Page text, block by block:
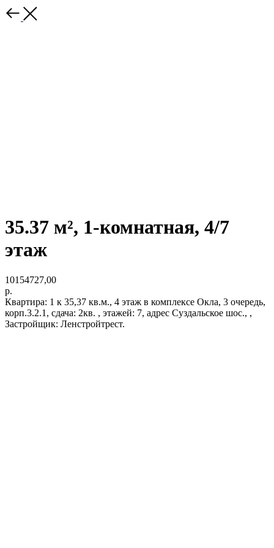
35.37 м², 1-комнатная, 4/7
этаж
10154727,00
р.
Квартира: 1 к 35,37 кв.м., 4 этаж в комплексе Окла, 3 очередь,
корп.3.2.1, сдача: 2кв. , этажей: 7, адрес Суздальское шос., ,
Застройщик: Ленстройтрест.